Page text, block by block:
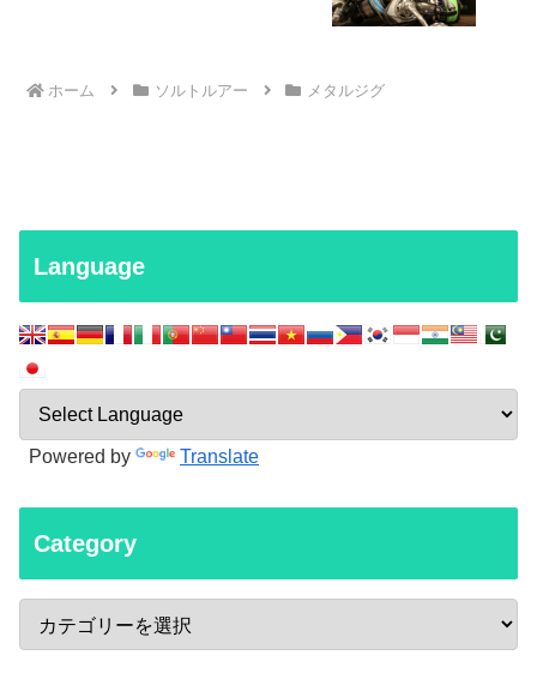
ホーム ソルトルアー メタルジグ
Language
Powered by Translate
Category